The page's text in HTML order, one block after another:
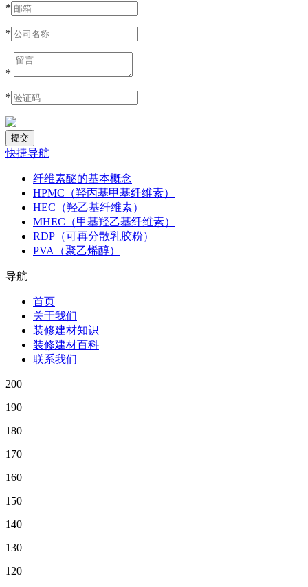
*
*
*
*
快捷导航
纤维素醚的基本概念
HPMC（羟丙基甲基纤维素）
HEC（羟乙基纤维素）
MHEC（甲基羟乙基纤维素）
RDP（可再分散乳胶粉）
PVA（聚乙烯醇）
导航
首页
关于我们
装修建材知识
装修建材百科
联系我们
200
190
180
170
160
150
140
130
120